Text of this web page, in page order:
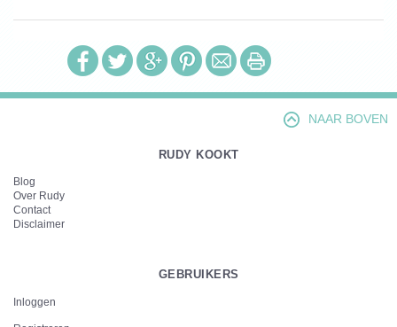
NAAR BOVEN
RUDY KOOKT
Blog
Over Rudy
Contact
Disclaimer
GEBRUIKERS
Inloggen